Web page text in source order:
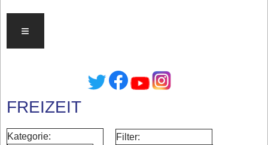
≡
FREIZEIT
Kategorie: Filter: